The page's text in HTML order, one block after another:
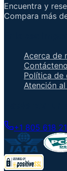
Encuentra y
Compara más
Acerca de
Política de
Atención
+1 805 618